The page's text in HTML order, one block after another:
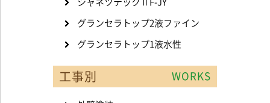
シャネツテックⅡF-JY
グランセラトップ2液ファイン
グランセラトップ1液水性
工事別 WORKS